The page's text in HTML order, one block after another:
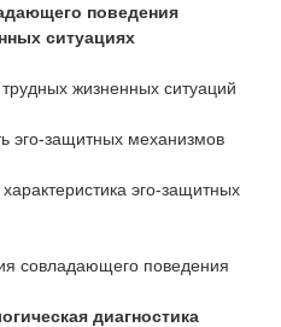
поведения
ситуациях
жизненных ситуаций
эго-защитных механизмов
эго-защитных
совладающего поведения
диагностика